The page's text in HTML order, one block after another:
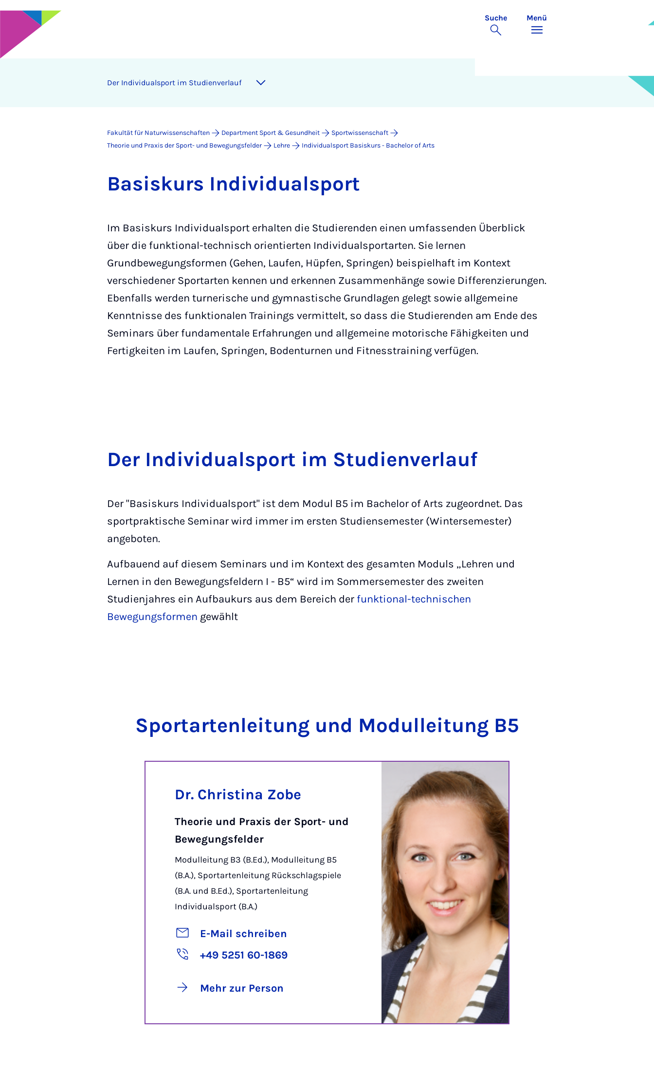
Suche Menü
Der In­di­vi­du­al­sport im Stu­di­en­ver­lauf
Fakultät für Naturwissenschaften Department Sport & Gesundheit
Sportwissenschaft
Theorie und Praxis der Sport- und Bewegungsfelder
Lehre Individualsport Basiskurs - Bachelor of Arts
Ba­sis­kurs In­di­vi­du­al­sport
Im Basiskurs Individualsport erhalten die Studierenden einen umfassenden Überblick
über die funktional-technisch orientierten Individualsportarten. Sie lernen
Grundbewegungsformen (Gehen, Laufen, Hüpfen, Springen) beispielhaft im Kontext
verschiedener Sportarten kennen und erkennen Zusammenhänge sowie Differenzierungen.
Ebenfalls werden turnerische und gymnastische Grundlagen gelegt sowie allgemeine
Kenntnisse des funktionalen Trainings vermittelt, so dass die Studierenden am Ende des
Seminars über fundamentale Erfahrungen und allgemeine motorische Fähigkeiten und
Fertigkeiten im Laufen, Springen, Bodenturnen und Fitnesstraining verfügen.
Der In­di­vi­du­al­sport im Stu­di­en­ver­lauf
Der "Basiskurs Individualsport" ist dem Modul B5 im Bachelor of Arts zugeordnet. Das
sportpraktische Seminar wird immer im ersten Studiensemester (Wintersemester)
angeboten.
Aufbauend auf diesem Seminars und im Kontext des gesamten Moduls „Lehren und
Lernen in den Bewegungsfeldern I - B5“ wird im Sommersemester des zweiten
Studienjahres ein Aufbaukurs aus dem Bereich der funktional-technischen
Bewegungsformen gewählt
Sport­ar­ten­lei­tung und Mo­dul­lei­tung B5
Dr. Christina Zobe
Theorie und Praxis der Sport- und
Bewegungsfelder
Modulleitung B3 (B.Ed.), Modulleitung B5
(B.A.), Sportartenleitung Rückschlagspiele
(B.A. und B.Ed.), Sportartenleitung
Individualsport (B.A.)
E-Mail schreiben
+49 5251 60-1869
Mehr zur Person